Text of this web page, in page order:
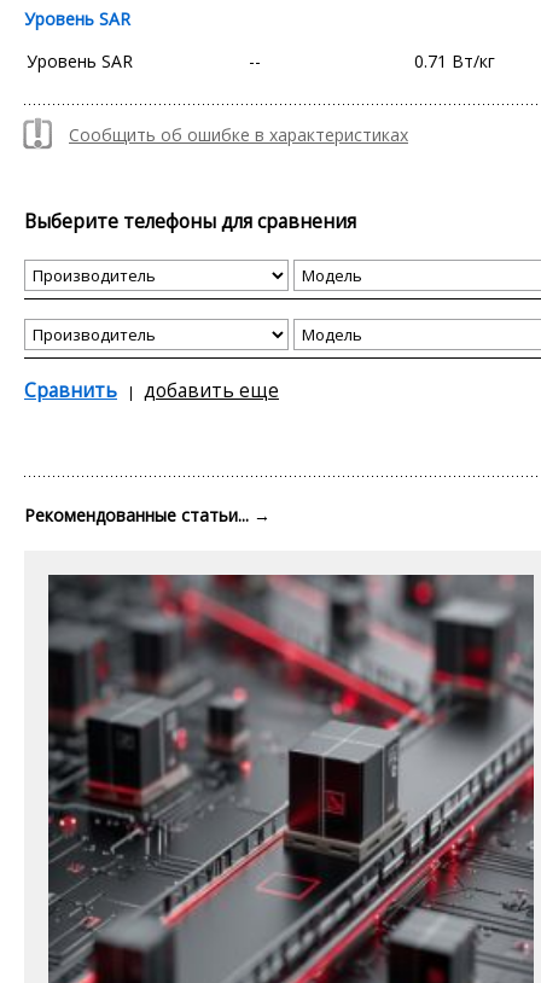
Уровень SAR
Уровень SAR
-- 0.71 Вт/кг
Сообщить об ошибке в характеристиках
Выберите телефоны для сравнения
Сравнить добавить еще
Рекомендованные статьи... →